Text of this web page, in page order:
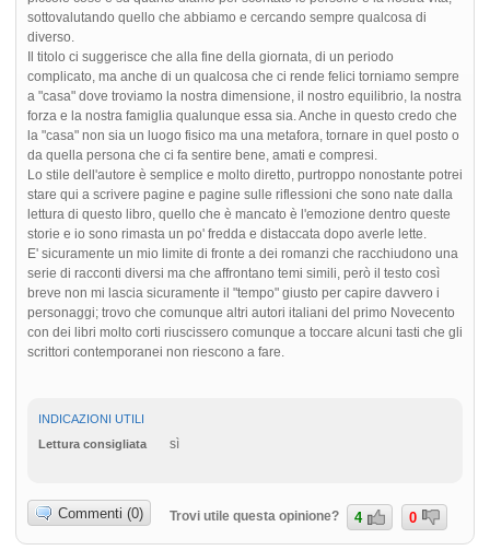
sottovalutando quello che abbiamo e cercando sempre qualcosa di
diverso.
Il titolo ci suggerisce che alla fine della giornata, di un periodo
complicato, ma anche di un qualcosa che ci rende felici torniamo sempre
a "casa" dove troviamo la nostra dimensione, il nostro equilibrio, la nostra
forza e la nostra famiglia qualunque essa sia. Anche in questo credo che
la "casa" non sia un luogo fisico ma una metafora, tornare in quel posto o
da quella persona che ci fa sentire bene, amati e compresi.
Lo stile dell'autore è semplice e molto diretto, purtroppo nonostante potrei
stare qui a scrivere pagine e pagine sulle riflessioni che sono nate dalla
lettura di questo libro, quello che è mancato è l'emozione dentro queste
storie e io sono rimasta un po' fredda e distaccata dopo averle lette.
E' sicuramente un mio limite di fronte a dei romanzi che racchiudono una
serie di racconti diversi ma che affrontano temi simili, però il testo così
breve non mi lascia sicuramente il "tempo" giusto per capire davvero i
personaggi; trovo che comunque altri autori italiani del primo Novecento
con dei libri molto corti riuscissero comunque a toccare alcuni tasti che gli
scrittori contemporanei non riescono a fare.
INDICAZIONI UTILI
Lettura consigliata
sì
Commenti (0) Trovi utile questa opinione? 4 0